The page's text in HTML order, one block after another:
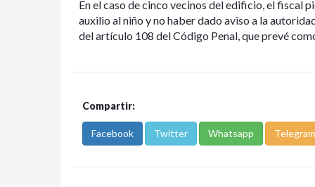
En el caso de cinco vecinos del edificio, el fiscal
auxilio al niño y no haber dado aviso a la
del artículo 108 del Código Penal, que prevé
Compartir:
Facebook Twitter Whatsapp Telegram